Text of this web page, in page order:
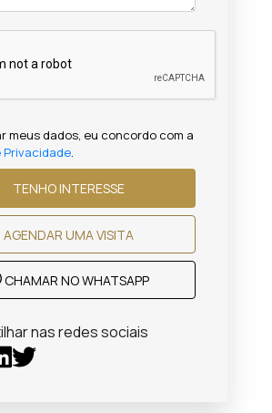
meus dados, eu concordo com a
.
TENHO INTERESSE
AGENDAR UMA VISITA
CHAMAR NO WHATSAPP
nas redes sociais